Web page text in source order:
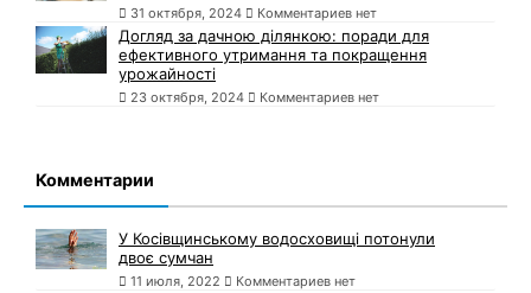
31 октября, 2024 Комментариев нет
Догляд за дачною ділянкою: поради для
ефективного утримання та покращення
урожайності
23 октября, 2024 Комментариев нет
Комментарии
У Косівщинському водосховищі потонули
двоє сумчан
11 июля, 2022 Комментариев нет